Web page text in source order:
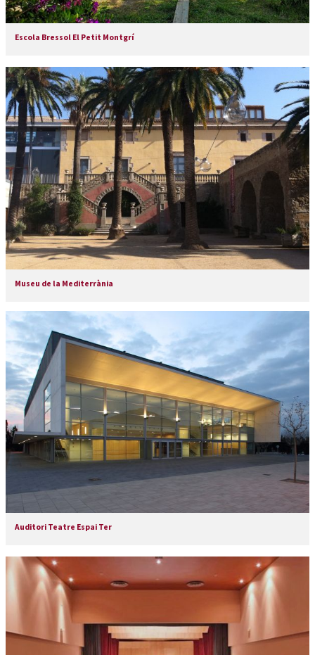
Escola Bressol El Petit Montgrí
Museu de la Mediterrània
Auditori Teatre Espai Ter